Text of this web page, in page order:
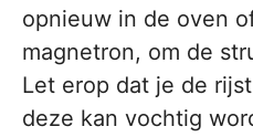
opnieuw in de oven
magnetron, om de
Let erop dat je de
deze kan vochtig